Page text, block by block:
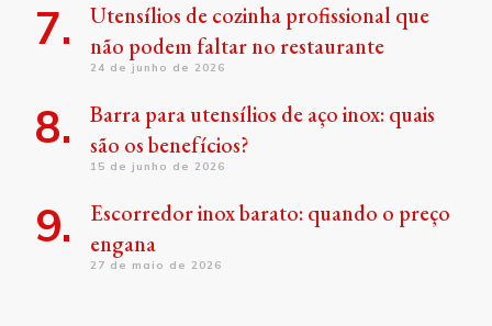
Utensílios de cozinha profissional que
não podem faltar no restaurante
24 de junho de 2026
Barra para utensílios de aço inox: quais
são os benefícios?
15 de junho de 2026
Escorredor inox barato: quando o preço
engana
27 de maio de 2026